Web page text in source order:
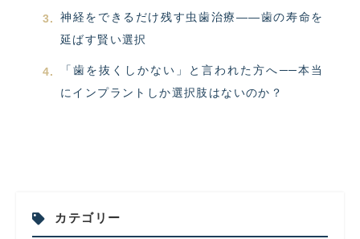
神経をできるだけ残す虫歯治療――歯の寿命を
延ばす賢い選択
「歯を抜くしかない」と言われた方へ──本当
にインプラントしか選択肢はないのか？
カテゴリー